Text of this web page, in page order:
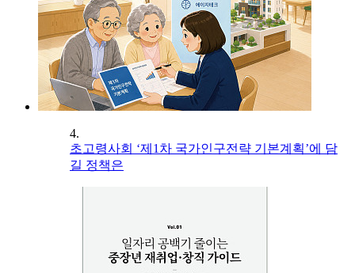
4.
초고령사회 ‘제1차 국가인구전략 기본계획’에 담
길 정책은